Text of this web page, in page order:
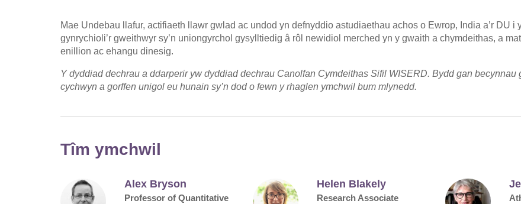
Mae Undebau llafur, actifiaeth llawr gwlad ac undod yn defnyddio astudiaethau achos o Ewrop, India a’r DU i
gynrychioli’r gweithwyr sy’n uniongyrchol gysylltiedig â rôl newidiol merched yn y gwaith a chymdeithas, a
enillion ac ehangu dinesig.
Y dyddiad dechrau a ddarperir yw dyddiad dechrau Canolfan Cymdeithas Sifil WISERD. Bydd gan becynnau
cychwyn a gorffen unigol eu hunain sy’n dod o fewn y rhaglen ymchwil bum mlynedd.
Tîm ymchwil
Alex Bryson
Professor of Quantitative
Helen Blakely
Research Associate